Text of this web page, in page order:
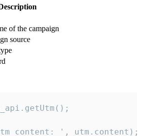
of the campaign
source
content: ', utm.content);